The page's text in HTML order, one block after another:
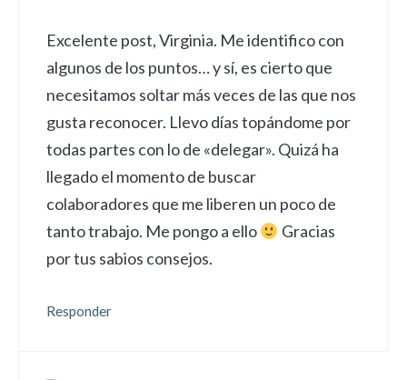
Excelente post, Virginia. Me identifico con
algunos de los puntos… y sí, es cierto que
necesitamos soltar más veces de las que nos
gusta reconocer. Llevo días topándome por
todas partes con lo de «delegar». Quizá ha
llegado el momento de buscar
colaboradores que me liberen un poco de
tanto trabajo. Me pongo a ello
Gracias
por tus sabios consejos.
Responder